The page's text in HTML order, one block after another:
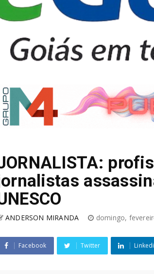
ANDERSON MIRANDA domingo,
Facebook Twitter